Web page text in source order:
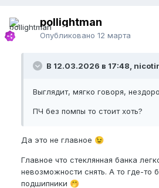
pollightman
Опубликовано 12 марта
В 12.03.2026 в 17:48,
Выглядит, мягко говоря,
ПЧ без помпы то стоит хоть?
Да это не главное 😉
Главное что стеклянная банка
невозможности снять. А то где-то
подшипники 🤭